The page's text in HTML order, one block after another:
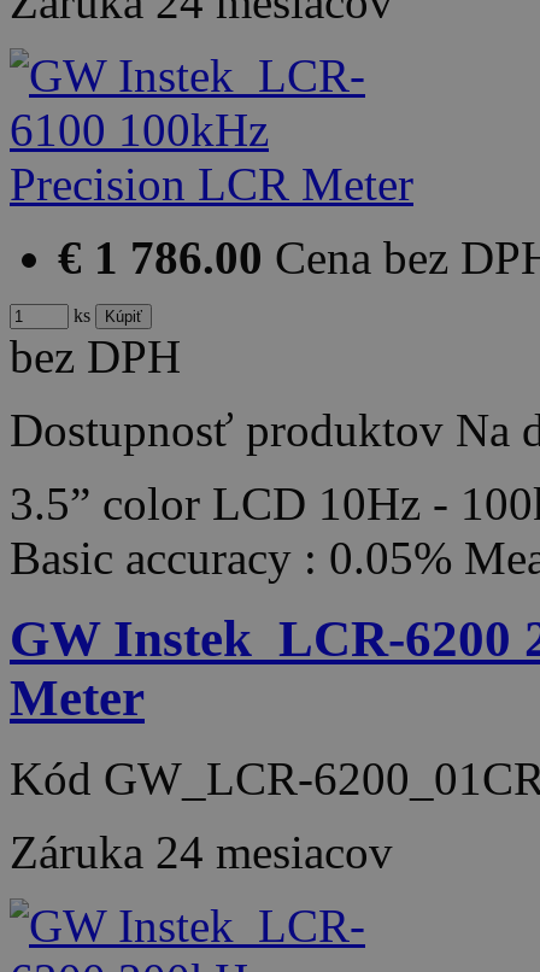
€ 1 786.00 Cena bez
ks
bez DPH
Dostupnosť produktov Na
3.5” color LCD 10Hz -
Basic accuracy : 0.05%
GW Instek_LCR-6200
Meter
Kód GW_LCR-
Záruka 24 mesiacov